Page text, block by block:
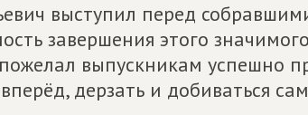
выступил перед
завершения этого
выпускникам успешно
дерзать и добиваться